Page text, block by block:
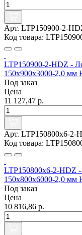
Арт. LTP150900-2-
Код товара:
LTP150900-2-HDZ -
150х900х3000-2,0 мм
Под заказ
Цена
11 127,47 р.
Арт. LTP150800x6-2-
Код товара:
LTP150800x6-2-HDZ
150х800х6000-2,0 мм
Под заказ
Цена
10 816,86 р.